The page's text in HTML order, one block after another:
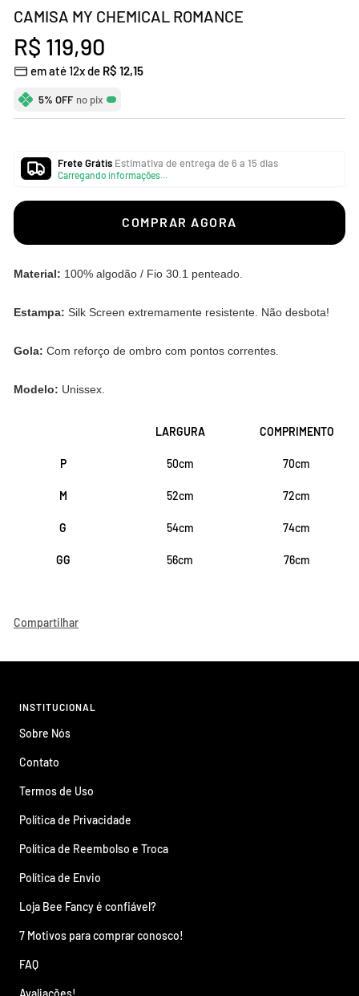
CAMISA MY CHEMICAL ROMANCE
Preço
promocional
R$ 119,90
em até 12x de R$ 12,15
5% OFF no pix
Frete Grátis Estimativa de entrega de 6 a 15 dias
Carregando informações...
COMPRAR AGORA
Material: 100% algodão / Fio 30.1 penteado.
Estampa: Silk Screen extremamente resistente. Não desbota!
Gola: Com reforço de ombro com pontos correntes.
Modelo: Unissex.
LARGURA COMPRIMENTO
P 50cm 70cm
M 52cm 72cm
G 54cm 74cm
GG 56cm 76cm
Compartilhar
INSTITUCIONAL
Sobre Nós
Contato
Termos de Uso
Política de Privacidade
Política de Reembolso e Troca
Política de Envio
Loja Bee Fancy é confiável?
7 Motivos para comprar conosco!
FAQ
Avaliações!